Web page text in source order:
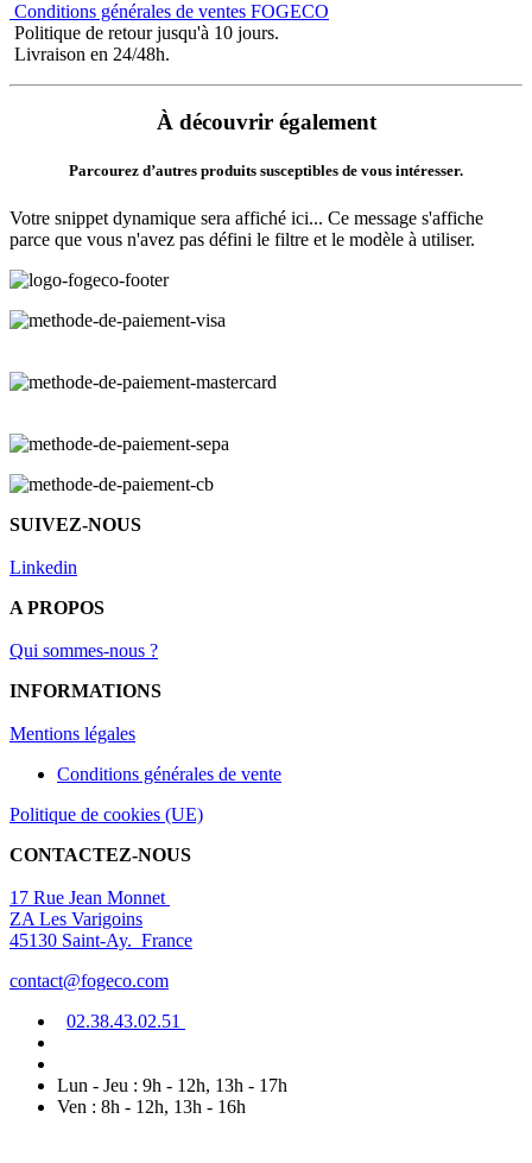
Conditions générales de ventes FOGECO
Politique de retour jusqu'à 10 jours.
Livraison en 24/48h.
À découvrir également
Parcourez d’autres produits susceptibles de vous intéresser.
Votre snippet dynamique sera affiché ici... Ce message s'affiche
parce que vous n'avez pas défini le filtre et le modèle à utiliser.
SUIVEZ-NOUS
Linkedin
A PROPOS
Qui sommes-nous ?
INFORMATIONS
Mentions légales
Conditions générales de vente
Politique de cookies (UE)
CONTACTEZ-NOUS
17 Rue Jean Monnet
ZA Les Varigoins
45130 Saint-Ay. France
contact@fogeco.com
02.38.43.02.51
Lun - Jeu : 9h - 12h, 13h - 17h
Ven : 8h - 12h, 13h - 16h